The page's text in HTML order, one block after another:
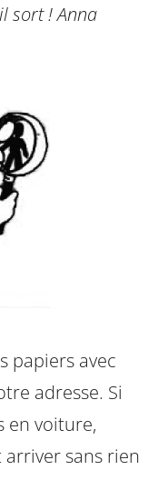
il sort !Anna
papiers avec
adresse. Si
en voiture,
arriver sans rien